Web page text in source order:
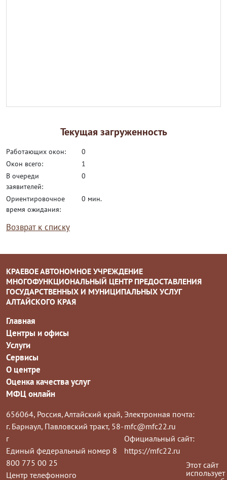
Текущая загруженность
работающих окон:
0
окон всего:
1
в очереди
заявителей:
0
ориентировочное
время ожидания:
0 мин.
Возврат к списку
КРАЕВОЕ АВТОНОМНОЕ УЧРЕЖДЕНИЕ
МНОГОФУНКЦИОНАЛЬНЫЙ ЦЕНТР ПРЕДОСТАВЛЕНИЯ
ГОСУДАРСТВЕННЫХ И МУНИЦИПАЛЬНЫХ УСЛУГ
АЛТАЙСКОГО КРАЯ
Главная
Центры и офисы
Услуги
Сервисы
О центре
Оценка качества услуг
МФЦ онлайн
656064, Россия, Алтайский край,
г. Барнаул, Павловский тракт, 58-
г
Единый федеральный номер 8
800 775 00 25
Центр телефонного
Электронная почта:
mfc@mfc22.ru
Официальный сайт:
https://mfc22.ru
Этот сайт
использует